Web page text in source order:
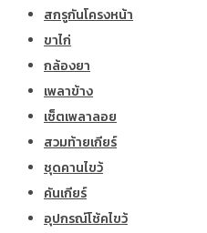
สกรูกันโครงหน้า
ขาไก่
กล้องยา
เพลาข้าง
เซ็ตเพลาลอย
สวมท้ายเกียร์
ชุดคานไขว้
คันเกียร์
อุปกรณ์โช้คไขว้